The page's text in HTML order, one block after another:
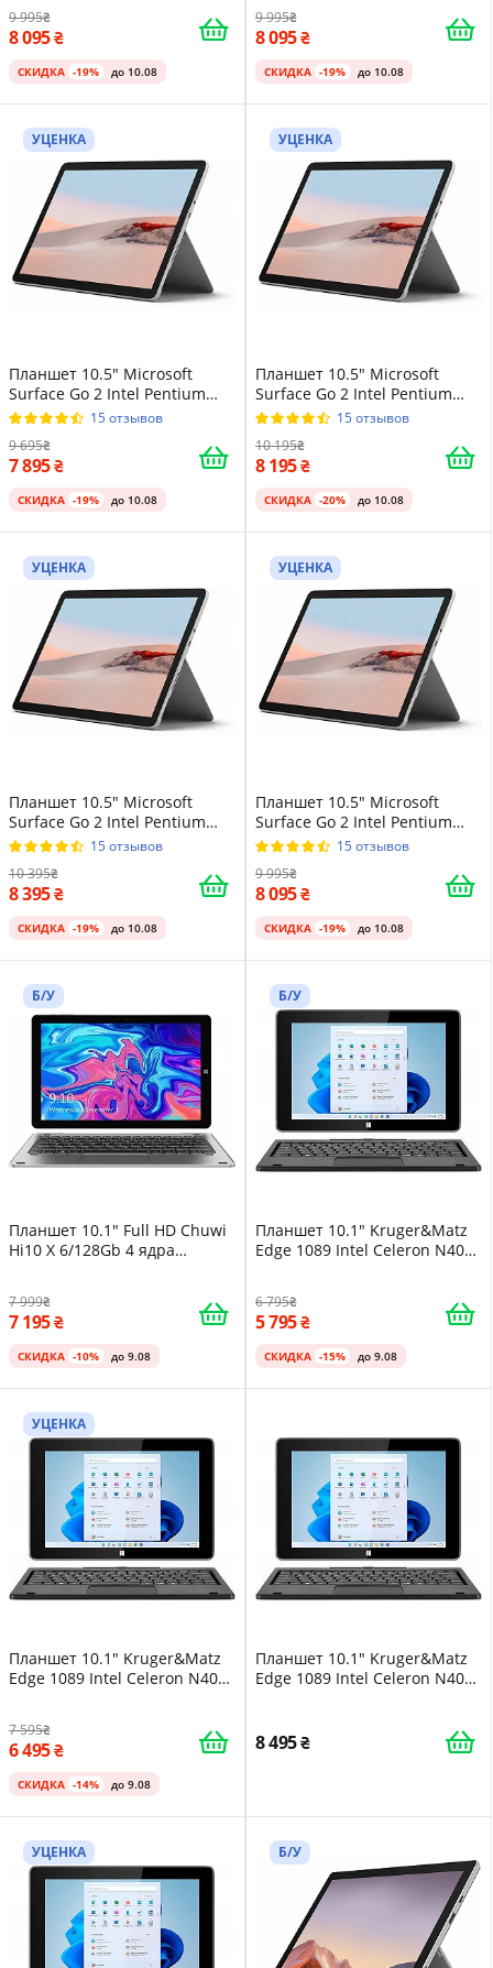
9 995
8 095
СКИДКА -19% до 10.08
9 995
8 095
СКИДКА -19% до 10.08
УЦЕНКА
Планшет 10.5" Microsoft
Surface Go 2 Intel Pentium
4425Y 4/64GB Windows 11
15 отзывов
9 695
7 895
СКИДКА -19% до 10.08
УЦЕНКА
Планшет 10.5" Microsoft
Surface Go 2 Intel Pentium
4425Y 4/64GB Windows 11
15 отзывов
10 195
8 195
СКИДКА -20% до 10.08
УЦЕНКА
Планшет 10.5" Microsoft
Surface Go 2 Intel Pentium
4425Y 4/64GB Windows 11
15 отзывов
10 395
8 395
СКИДКА -19% до 10.08
УЦЕНКА
Планшет 10.5" Microsoft
Surface Go 2 Intel Pentium
4425Y 4/64GB Windows 11
15 отзывов
9 995
8 095
СКИДКА -19% до 10.08
Б/У
Планшет 10.1" Full HD Chuwi
Hi10 X 6/128Gb 4 ядра
7 999
7 195
СКИДКА -10% до 9.08
Б/У
Планшет 10.1" Kruger&Matz
Edge 1089 Intel Celeron N4020
6 795
5 795
СКИДКА -15% до 9.08
УЦЕНКА
Планшет 10.1" Kruger&Matz
Edge 1089 Intel Celeron N4020
7 595
6 495
СКИДКА -14% до 9.08
Планшет 10.1" Kruger&Matz
Edge 1089 Intel Celeron N4020
8 495
УЦЕНКА Б/У